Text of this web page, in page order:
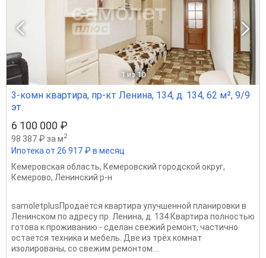
1 из 10
3-комн квартира, пр-кт Ленина, 134, д. 134, 62 м², 9/9
эт.
6 100 000 ₽
98 387 ₽ за м2
Ипотека от 26 917 ₽ в месяц
Кемеровская область, Кемеровский городской округ,
Кемерово, Ленинский р-н
samoletplusПродaётся квартира улучшенной планировки в
Ленинском по адресу пр. Ленина, д. 134 Квaртиpа полностью
готова к проживанию - сделан свежий ремонт, частично
остаётся техника и мебель. Две из трёх комнат
изолированы, со свежим ремонтом....